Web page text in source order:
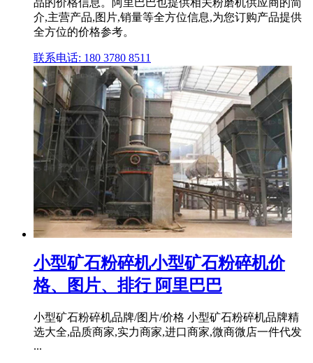
品的价格信息。阿里巴巴也提供相关粉磨机供应商的简
介,主营产品,图片,销量等全方位信息,为您订购产品提供
全方位的价格参考。
联系电话: 180 3780 8511
小型矿石粉碎机小型矿石粉碎机价
格、图片、排行 阿里巴巴
小型矿石粉碎机品牌/图片/价格 小型矿石粉碎机品牌精
选大全,品质商家,实力商家,进口商家,微商微店一件代发
...